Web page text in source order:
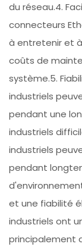
du réseau.4.
connecteurs
à entretenir et
coûts de
système.5.
industriels
pendant une
industriels
industriels
pendant
et une fiabilité
industriels ont
principalement